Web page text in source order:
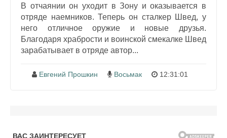
В отчаянии он уходит в Зону и оказывается в
отряде наемников. Теперь он сталкер Швед, у
него отличное оружие и новые друзья.
Благодаря храбрости и воинской смекалке Швед
зарабатывает в отряде автор...
Евгений Прошкин Восьмак 12:31:01